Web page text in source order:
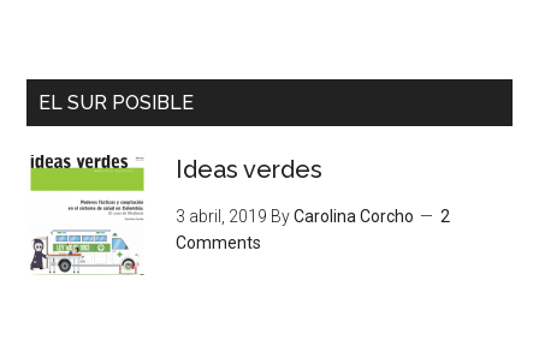
EL SUR POSIBLE
Ideas verdes
3 abril, 2019 ByCarolina Corcho
2
Comments